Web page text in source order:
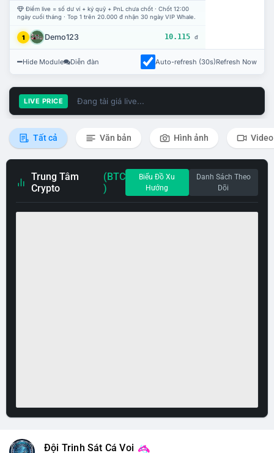
Điểm live = số dư ví + ký quỹ + PnL chưa chốt · Chốt 12:00
ngày cuối tháng · Top 1 trên 20.000 đ nhận 30 ngày VIP Whale.
1 Demo123 10.115 đ
Hide Module Diễn đàn Auto-refresh (30s)Refresh Now
LIVE PRICE Đang tải giá live...
Tất cả Văn bản Hình ảnh Video
Trung Tâm
Crypto
(BTC
)
Biểu Đồ Xu
Hướng
Danh Sách Theo
Dõi
Đội Trinh Sát Cá Voi